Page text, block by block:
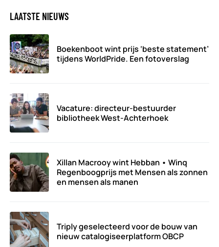
LAATSTE NIEUWS
Boekenboot wint prijs ‘beste statement’
tijdens WorldPride. Een fotoverslag
Vacature: directeur-bestuurder
bibliotheek West-Achterhoek
Xillan Macrooy wint Hebban • Winq
Regenboogprijs met Mensen als zonnen
en mensen als manen
Triply geselecteerd voor de bouw van
nieuw catalogiseerplatform OBCP